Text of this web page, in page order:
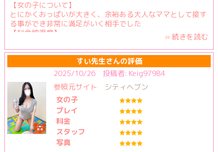
見つめらながら果てる幸せ。天にも登るとはこのことでしょ
うか。
プレイ後の会話も穏やかで和みます。
お客を心から歓迎してくれているのが伝わり、それも嬉しさ
の一つでした。
俗世に疲れたら帰って行きたい場所、そんな母のような方で
した。
【女の子について】
とにかくおっぱいが大きく、余裕ある大人なママとして接す
る事ができ非常に満足がいく相手でした
【料金納得度】
この時間と内容でこの料金で楽しめるのは都内だと珍しいほ
どに格安だと思います
自分の要望にしっかり応えてもらい、時間いっぱいまで寸止
めさせてもらい大満足で果てさせて貰いました
【スタッフの対応】
ホテルが中々入室できる所が見つからないトラブルにも適切
に対処してもらい不安を抱く事なくママとのプレイを楽しめ
ました
» 続きを読む
すい先生さんの評価
2025/10/26 投稿者: Keig97984
参照元サイト シティヘブン
女の子
プレイ
料金
スタッフ
写真